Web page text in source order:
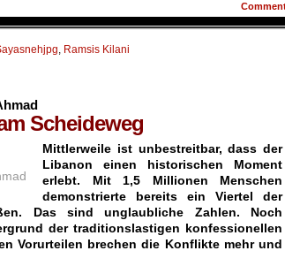
, Ramsis Kilani
Scheideweg
Mittlerweile ist unbestreitbar, dass der
Libanon einen historischen Moment
erlebt. Mit 1,5 Millionen Menschen
demonstrierte bereits ein Viertel der
Das sind unglaubliche Zahlen. Noch
der traditionslastigen konfessionellen
Vorurteilen brechen die Konflikte mehr und